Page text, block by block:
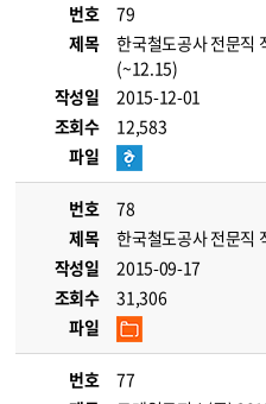
번호
79
제목
한국철도공사 전문직
(~12.15)
작성일
2015-12-01
조회수
12,583
파일
번호
78
제목
한국철도공사 전문직
작성일
2015-09-17
조회수
31,306
파일
번호
77